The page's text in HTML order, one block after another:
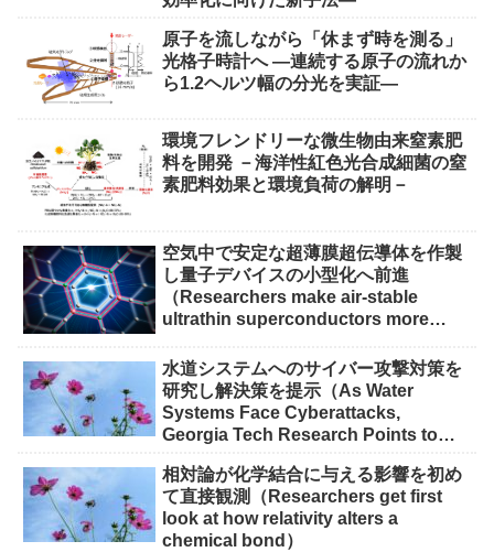
原子を流しながら「休まず時を測る」
光格子時計へ ―連続する原子の流れか
ら1.2ヘルツ幅の分光を実証―
環境フレンドリーな微生物由来窒素肥
料を開発 －海洋性紅色光合成細菌の窒
素肥料効果と環境負荷の解明－
空気中で安定な超薄膜超伝導体を作製
し量子デバイスの小型化へ前進
（Researchers make air-stable
ultrathin superconductors more
水道システムへのサイバー攻撃対策を
研究し解決策を提示（As Water
Systems Face Cyberattacks,
Georgia Tech Research Points to
相対論が化学結合に与える影響を初め
て直接観測（Researchers get first
look at how relativity alters a
chemical bond）